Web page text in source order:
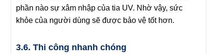
phần nào sự xâm nhập của tia UV. Nhờ vậy, sức
khỏe của người dùng sẽ được bảo vệ tốt hơn.
3.6. Thi công nhanh chóng